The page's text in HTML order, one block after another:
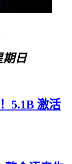
期日
5.1B 激活